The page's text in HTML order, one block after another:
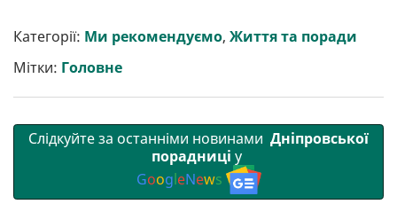
р
и
т
и
b
o
o
k
e
r
l g
r
s
A
r l
Категорії: Ми рекомендуємо, Життя та поради
Мітки: Головне
Слідкуйте за останніми новинами Дніпровської
порадниці у
GoogleNews